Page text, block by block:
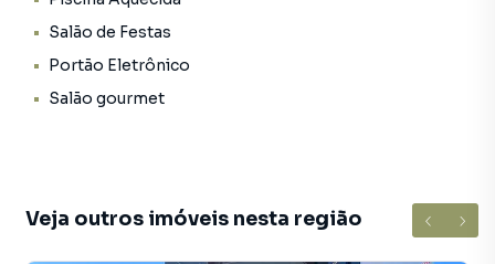
vida.
Negocie seu imóvel de forma totalmente online, com
segurança e tranquilidade. Na Cássio Navas Imóveis você
criamos soluções inovadoras para simplificar a relação de
proprietários, inquilinos e compradores com o mercado
Salão de Festas
Portão Eletrônico
Salão gourmet
Veja outros imóveis nesta região